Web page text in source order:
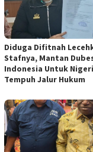
Diduga Difitnah
Stafnya, Mantan
Indonesia Untuk
Tempuh Jalur Hukum